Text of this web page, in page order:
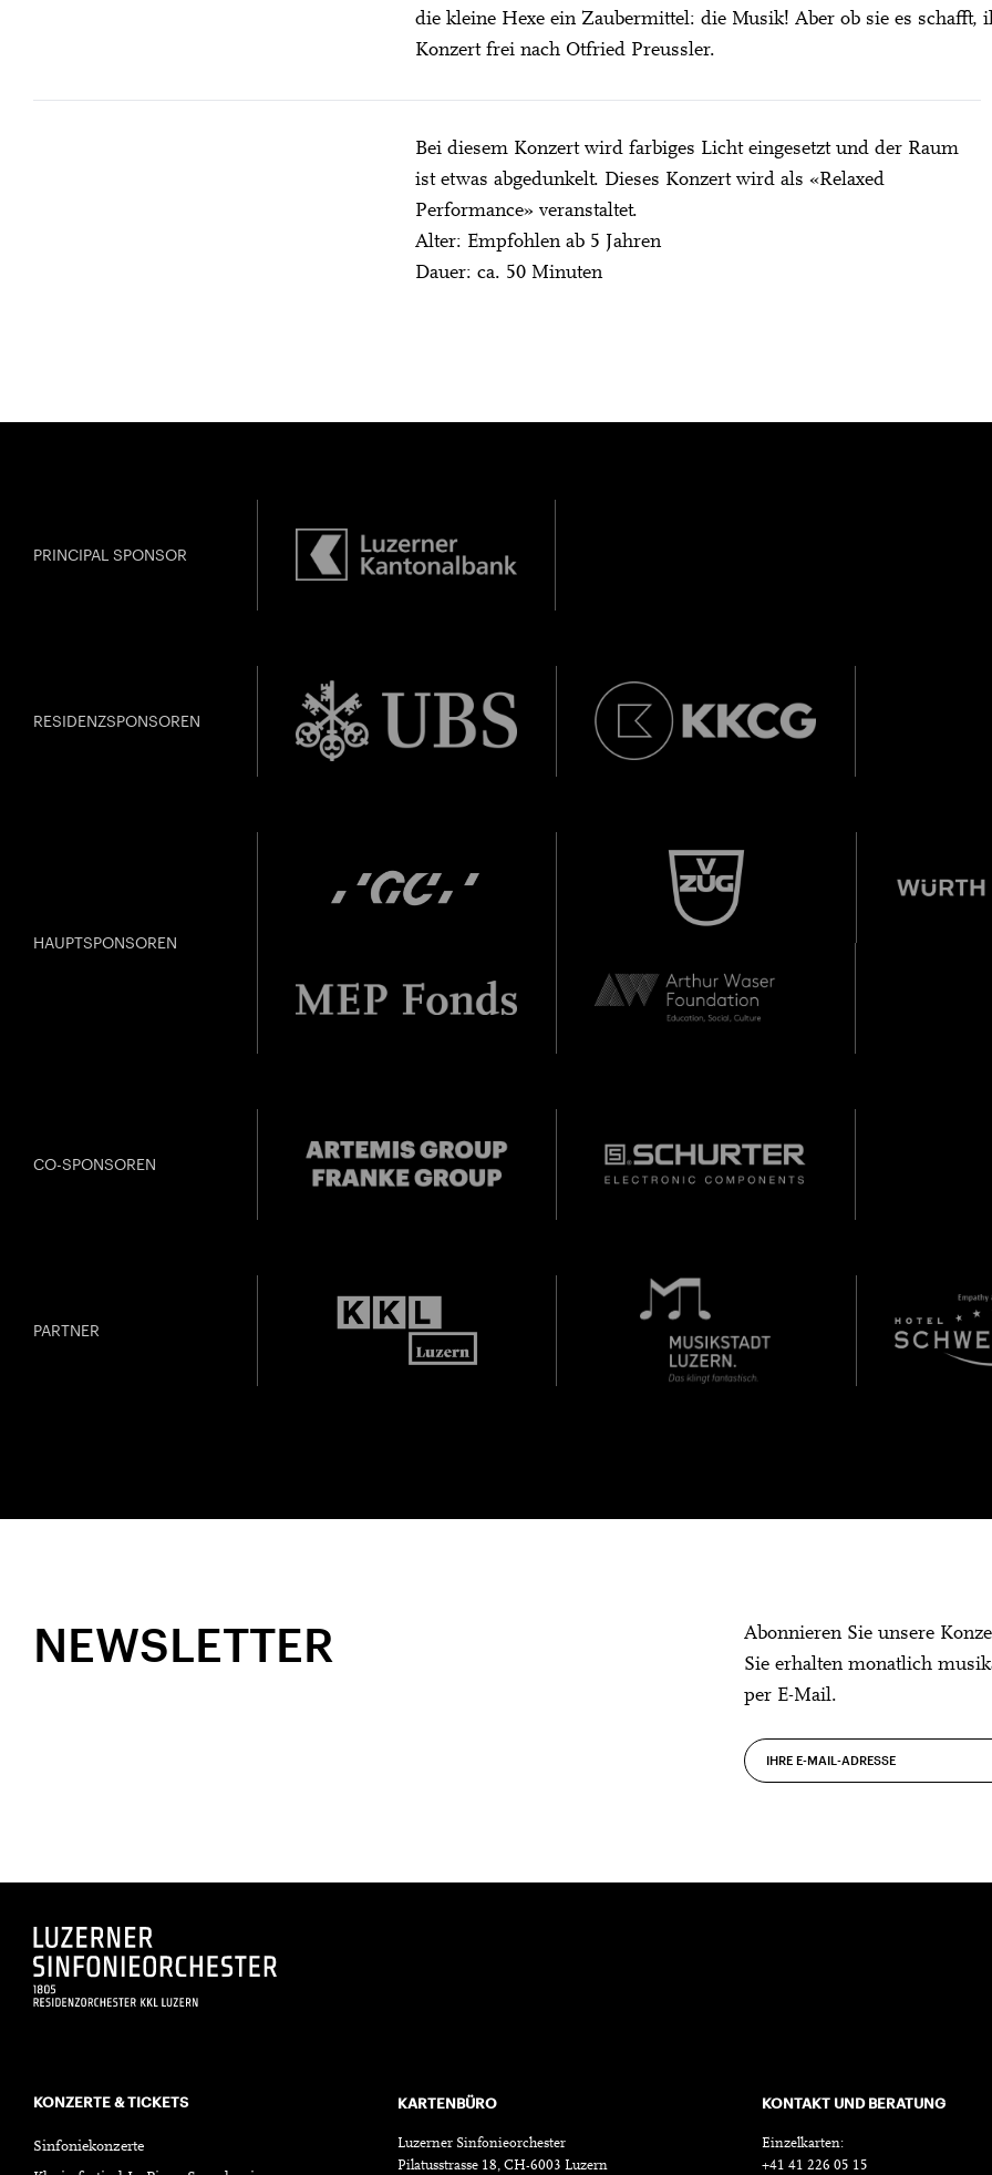
KONZERT FÜR FAMILIEN «DIE KLEINE HEXE»
die kleine Hexe ein Zaubermittel: die Musik! Aber ob sie es schafft,
Konzert frei nach Otfried Preussler.
Bei diesem Konzert wird farbiges Licht eingesetzt und der Raum
ist etwas abgedunkelt. Dieses Konzert wird als «Relaxed
Performance» veranstaltet.
Alter: Empfohlen ab 5 Jahren
Dauer: ca. 50 MinutenU28
PRINCIPAL SPONSOR
RESIDENZSPONSOREN
HAUPTSPONSOREN
CO-SPONSOREN
PARTNER
NEWSLETTER
Abonnieren Sie unsere
Sie erhalten monatlich
per E-Mail.
KONZERTE & TICKETS
Sinfoniekonzerte
KARTENBÜRO
Luzerner Sinfonieorchester
Pilatusstrasse 18, CH-6003 Luzern
KONTAKT UND BERATUNG
Einzelkarten:
+41 41 226 05 15